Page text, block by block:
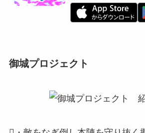
御城プロジェクト